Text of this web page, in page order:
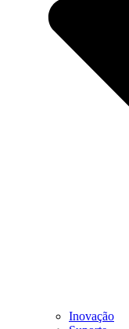
Inovação